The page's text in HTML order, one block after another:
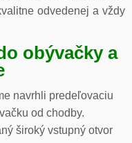
odvedenej a vždy
obývačky a
navrhli predeľovaciu
od chodby.
široký vstupný otvor